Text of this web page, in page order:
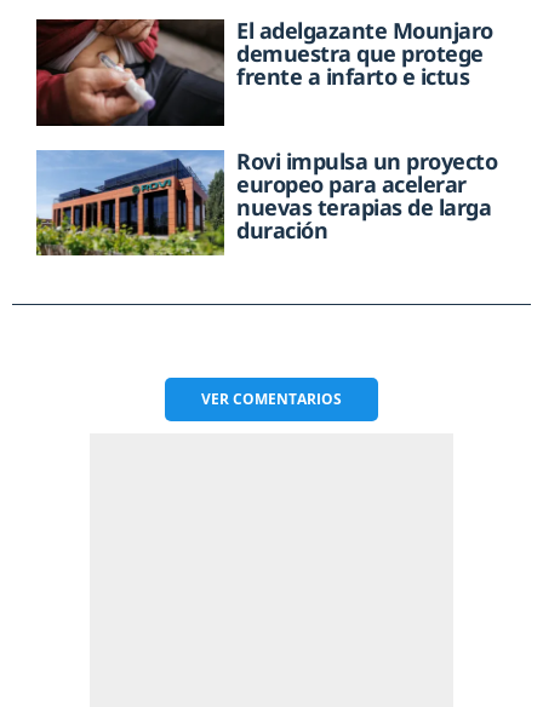
El adelgazante Mounjaro
demuestra que protege
frente a infarto e ictus
Rovi impulsa un proyecto
europeo para acelerar
nuevas terapias de larga
duración
VERCOMENTARIOS